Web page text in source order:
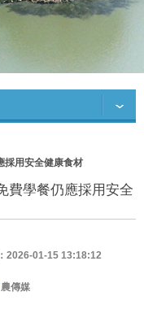
採用安全健康食材
費學餐仍應採用安全
2026-01-15 13:18:12
農傳媒